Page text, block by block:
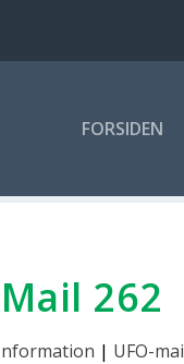
FOR­SI­DEN
262
| UFO-